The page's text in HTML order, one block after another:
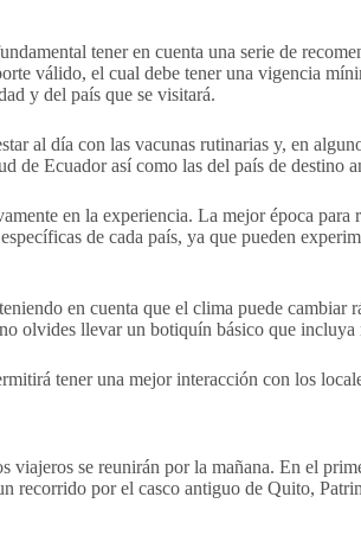
tener en cuenta una serie de
válido, el cual debe tener una vigencia
y del país que se visitará.
al día con las vacunas rutinarias y, en
de Ecuador así como las del país de destino
en la experiencia. La mejor época para
de cada país, ya que pueden
en cuenta que el clima puede
olvides llevar un botiquín básico que
tener una mejor interacción con los
viajeros se reunirán por la mañana. En el
recorrido por el casco antiguo de Quito,